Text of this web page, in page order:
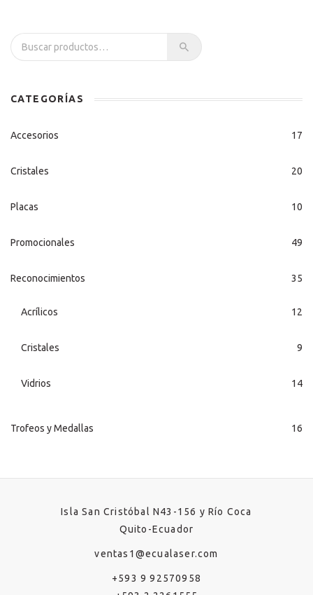
Buscar por:
CATEGORÍAS
Accesorios 17
Cristales 20
Placas 10
Promocionales 49
Reconocimientos 35
Acrílicos 12
Cristales 9
Vidrios 14
Trofeos y Medallas 16
Isla San Cristóbal N43-156 y Río Coca
Quito-Ecuador
ventas1@ecualaser.com
+593 9 92570958